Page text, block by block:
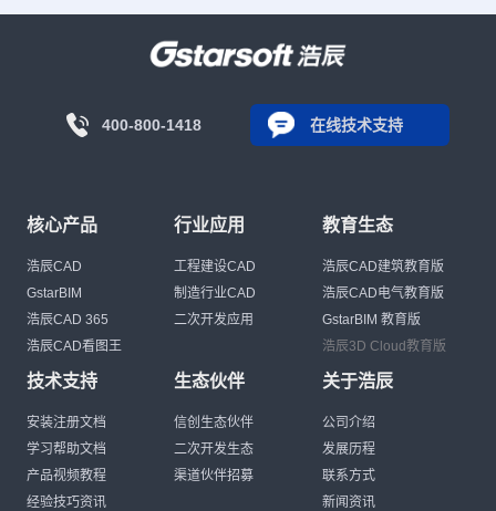
400-800-1418 在线技术支持
核心产品
浩辰CAD
GstarBIM
浩辰CAD 365
浩辰CAD看图王
行业应用
工程建设CAD
制造行业CAD
二次开发应用
教育生态
浩辰CAD建筑教育版
浩辰CAD电气教育版
GstarBIM 教育版
浩辰3D Cloud教育版
技术支持
安装注册文档
学习帮助文档
产品视频教程
经验技巧资讯
生态伙伴
信创生态伙伴
二次开发生态
渠道伙伴招募
关于浩辰
公司介绍
发展历程
联系方式
新闻资讯